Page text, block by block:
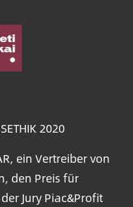
2020
ein Vertreiber von
den Preis für
Jury Piac&Profit